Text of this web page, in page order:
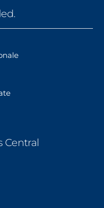
Central